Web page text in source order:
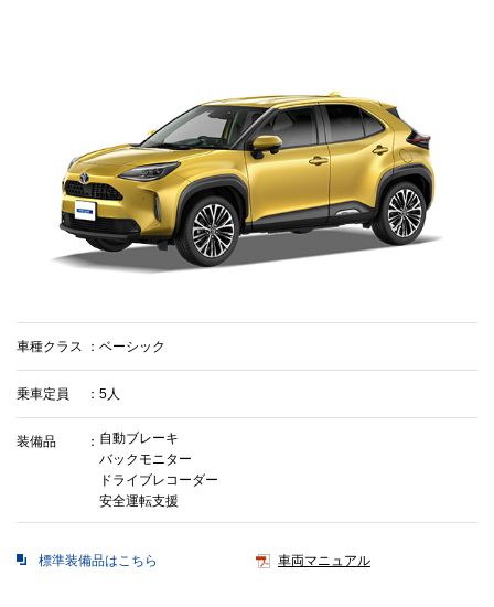
車種クラス ベーシック
乗車定員 5人
装備品
自動ブレーキ
バックモニター
ドライブレコーダー
安全運転支援
標準装備品はこちら 車両マニュアル